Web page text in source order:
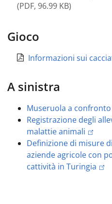
(PDF, 96.99 KB)
Gioco
Informazioni sui
A sinistra
Museruola a confronto
Registrazione degli
malattie animali
Definizione di misure
aziende agricole con
cattività in Turingia